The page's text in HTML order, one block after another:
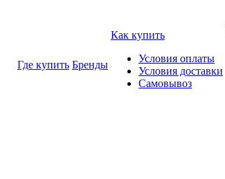
Где купить Бренды
Как купить
Условия оплаты
Условия доставки
Самовывоз